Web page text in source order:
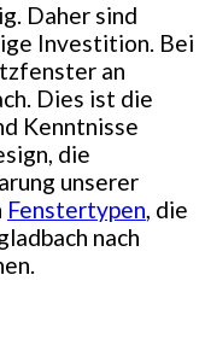
Daher sind
Investition. Bei
an
Dies ist die
Kenntnisse
die
unserer
Fenstertypen, die
nach